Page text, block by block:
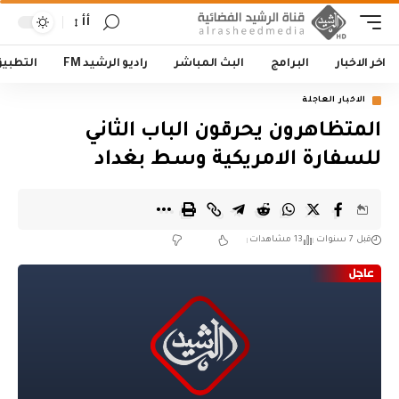
أأ
اخر الاخبار البرامج البث المباشر راديو الرشيد FM
الاخبار العاجلة
المتظاهرون يحرقون الباب الثاني
للسفارة الامريكية وسط بغداد
قبل 7 سنوات 13 مشاهدات